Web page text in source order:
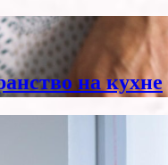
на кухне